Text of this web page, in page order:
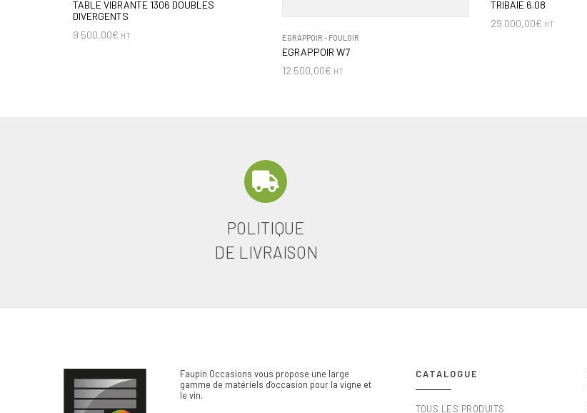
TABLE VIBRANTE 1306 DOUBLES
DIVERGENTS
9 500,00€ HT EGRAPPOIR - FOULOIR
EGRAPPOIR W7
12 500,00€ HT
TRIBAIE 6.08
29 000,00€ HT
POLITIQUE
DE LIVRAISON
Faupin Occasions vous propose une large
gamme de matériels d'occasion pour la vigne et
le vin.
CATALOGUE
TOUS LES PRODUITS